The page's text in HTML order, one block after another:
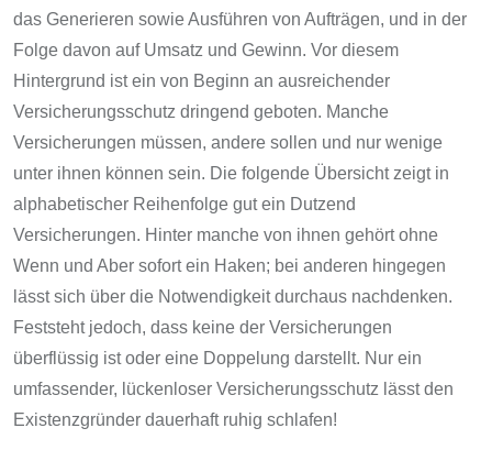
das Generieren sowie Ausführen von Aufträgen, und in der
Folge davon auf Umsatz und Gewinn. Vor diesem
Hintergrund ist ein von Beginn an ausreichender
Versicherungsschutz dringend geboten. Manche
Versicherungen müssen, andere sollen und nur wenige
unter ihnen können sein. Die folgende Übersicht zeigt in
alphabetischer Reihenfolge gut ein Dutzend
Versicherungen. Hinter manche von ihnen gehört ohne
Wenn und Aber sofort ein Haken; bei anderen hingegen
lässt sich über die Notwendigkeit durchaus nachdenken.
Feststeht jedoch, dass keine der Versicherungen
überflüssig ist oder eine Doppelung darstellt. Nur ein
umfassender, lückenloser Versicherungsschutz lässt den
Existenzgründer dauerhaft ruhig schlafen!